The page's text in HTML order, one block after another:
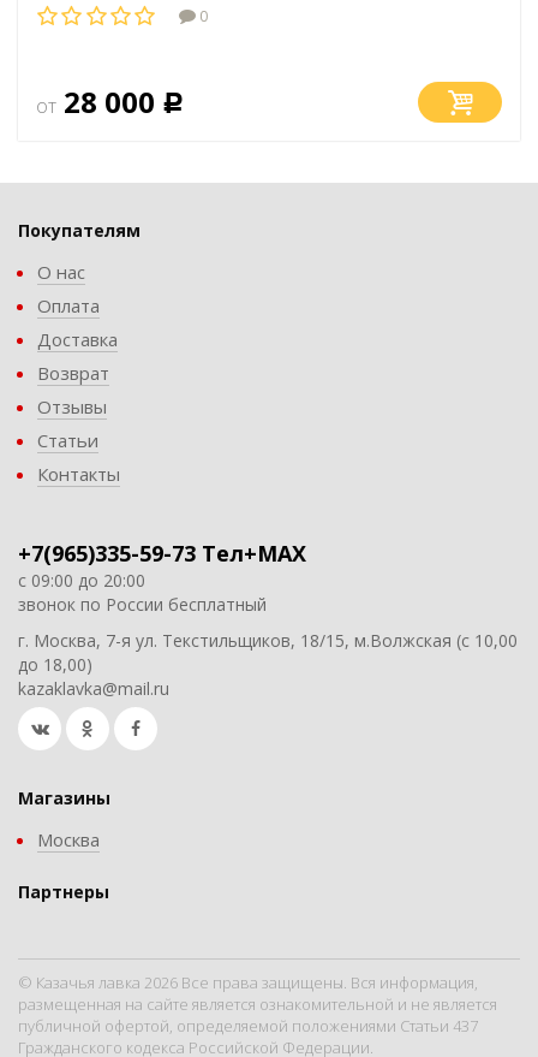
0
от 28 000 Р
Покупателям
О нас
Оплата
Доставка
Возврат
Отзывы
Статьи
Контакты
+7(965)335-59-73 Тел+MAX
с 09:00 до 20:00
звонок по России бесплатный
г. Москва, 7-я ул. Текстильщиков, 18/15, м.Волжская (с 10,00
до 18,00)
kazaklavka@mail.ru
Магазины
Москва
Партнеры
© Казачья лавка 2026 Все права защищены. Вся информация,
размещенная на сайте является ознакомительной и не является
публичной офертой, определяемой положениями Статьи 437
Гражданского кодекса Российской Федерации.